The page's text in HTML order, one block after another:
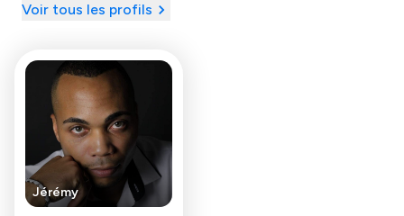
Voir tous les profils
Jérémy